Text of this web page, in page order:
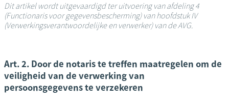
Dit artikel wordt uitgevaardigd ter uitvoering van afdeling 4
(Functionaris voor gegevensbescherming) van hoofdstuk IV
(Verwerkingsverantwoordelijke en verwerker) van de AVG.
Art. 2. Door de notaris te treffen maatregelen om de
veiligheid van de verwerking van
persoonsgegevens te verzekeren